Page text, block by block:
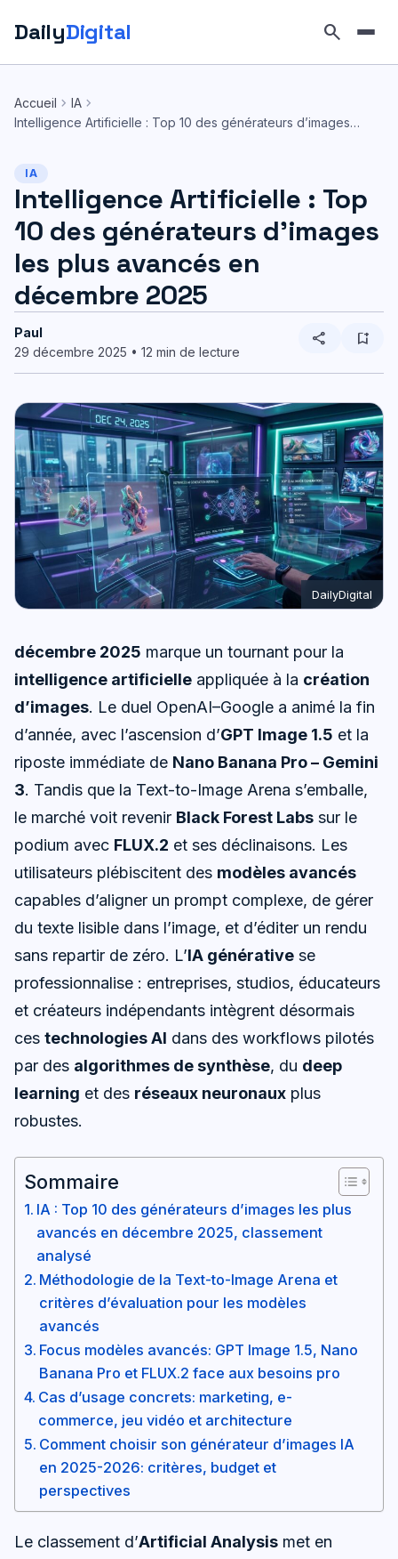
DailyDigital search
contenu
Accueil chevron_right IA chevron_right
Intelligence Artificielle : Top 10 des générateurs d’images…
IA
Intelligence Artificielle : Top
10 des générateurs d’images
les plus avancés en
décembre 2025
Paul
29 décembre 2025 • 12 min de lecture
share bookmark_add
DailyDigital
décembre 2025 marque un tournant pour la
intelligence artificielle appliquée à la création
d’images. Le duel OpenAI–Google a animé la fin
d’année, avec l’ascension d’GPT Image 1.5 et la
riposte immédiate de Nano Banana Pro – Gemini
3. Tandis que la Text-to-Image Arena s’emballe,
le marché voit revenir Black Forest Labs sur le
podium avec FLUX.2 et ses déclinaisons. Les
utilisateurs plébiscitent des modèles avancés
capables d’aligner un prompt complexe, de gérer
du texte lisible dans l’image, et d’éditer un rendu
sans repartir de zéro. L’IA générative se
professionnalise : entreprises, studios, éducateurs
et créateurs indépendants intègrent désormais
ces technologies AI dans des workflows pilotés
par des algorithmes de synthèse, du deep
learning et des réseaux neuronaux plus
robustes.
Sommaire
IA : Top 10 des générateurs d’images les plus
avancés en décembre 2025, classement
analysé
Méthodologie de la Text-to-Image Arena et
critères d’évaluation pour les modèles
avancés
Focus modèles avancés: GPT Image 1.5, Nano
Banana Pro et FLUX.2 face aux besoins pro
Cas d’usage concrets: marketing, e-
commerce, jeu vidéo et architecture
Comment choisir son générateur d’images IA
en 2025-2026: critères, budget et
perspectives
Le classement d’Artificial Analysis met en